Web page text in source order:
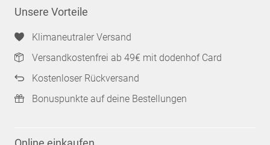
Unsere Vorteile
Klimaneutraler Versand
Versandkostenfrei ab 49€ mit dodenhof Card
Kostenloser Rückversand
Bonuspunkte auf deine Bestellungen